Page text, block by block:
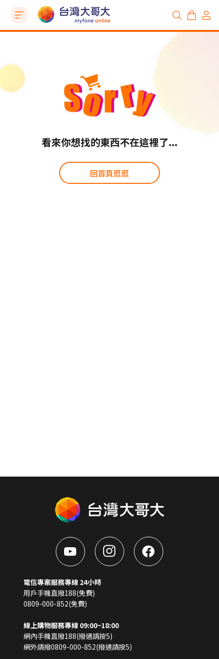
看來你想找的東西不在這裡了...
回首頁逛逛
電信專案服務專線 24小時
用戶手機直撥188(免費)
0809-000-852(免費)
線上購物服務專線 09:00~18:00
網內手機直撥188(撥通請按5)
網外請撥0809-000-852(撥通請按5)